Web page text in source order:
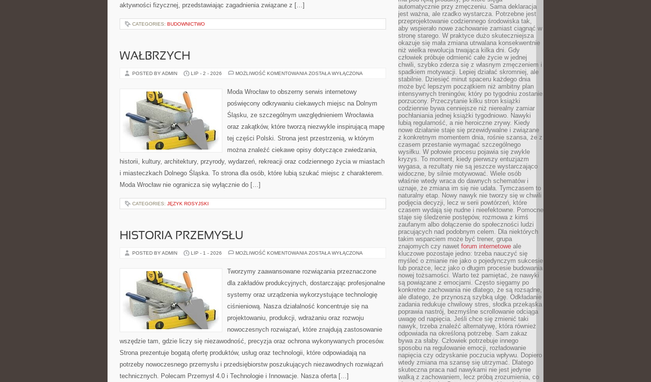
aktywności fizycznej, przedstawiając zagadnienia związane z […]
CATEGORIES: BUDOWNICTWO
WAŁBRZYCH
POSTED BY ADMIN LIP - 2 - 2026 MOŻLIWOŚĆ KOMENTOWANIA WAŁBRZYCH
ZOSTAŁA WYŁĄCZONA
Moda Wrocław to obszerny serwis internetowy
poświęcony odkrywaniu ciekawych miejsc na Dolnym
Śląsku, ze szczególnym uwzględnieniem Wrocławia
oraz zakątków, które tworzą niezwykle inspirującą mapę
tej części Polski. Strona jest przestrzenią, w którym
można znaleźć ciekawe opisy dotyczące zwiedzania,
historii, kultury, architektury, przyrody, wydarzeń, rekreacji oraz codziennego życia w miastach
i miasteczkach Dolnego Śląska. To strona dla osób, które lubią szukać miejsc z charakterem.
Moda Wrocław nie ogranicza się wyłącznie do […]
CATEGORIES: JĘZYK ROSYJSKI
HISTORIA PRZEMYSŁU
POSTED BY ADMIN LIP - 1 - 2026 MOŻLIWOŚĆ KOMENTOWANIA HISTORIA
ZOSTAŁA WYŁĄCZONA
Tworzymy zaawansowane rozwiązania przeznaczone
dla zakładów produkcyjnych, dostarczając profesjonalne
systemy oraz urządzenia wykorzystujące technologię
ciśnieniową. Nasza działalność koncentruje się na
projektowaniu, produkcji, wdrażaniu oraz rozwoju
nowoczesnych rozwiązań, które znajdują zastosowanie
wszędzie tam, gdzie liczy się niezawodność, precyzja oraz ochrona wykonywanych procesów.
Strona prezentuje bogatą ofertę produktów, usług oraz technologii, które odpowiadają na
potrzeby nowoczesnego przemysłu i przedsiębiorstw poszukujących niezawodnych rozwiązań
technicznych. Polecam Przemysł 4.0 i Technologie i Innowacje. Nasza oferta […]
automatycznie przy zmęczeniu. Sama deklaracja
jest ważna, ale rzadko wystarcza. Potrzebne jest
przeprojektowanie codziennego środowiska tak,
aby wspierało nowe zachowanie zamiast ciągnąć w
stronę starego. W praktyce dużo skuteczniejsza
okazuje się mała zmiana utrwalana konsekwentnie
niż wielka rewolucja trwająca kilka dni. Gdy
człowiek próbuje odmienić całe życie w jednej
chwili, szybko zderza się z własnym zmęczeniem i
spadkiem motywacji. Lepiej działać skromniej, ale
stabilnie. Dziesięć minut spaceru każdego dnia
może być lepszym początkiem niż ambitny plan
intensywnych treningów, który po tygodniu zostanie
porzucony. Przeczytanie kilku stron książki
codziennie bywa cenniejsze niż nierealny zamiar
pochłaniania jednej książki tygodniowo. Nawyki
lubią regularność, a nie heroiczne zrywy. Kiedy
nowe działanie staje się przewidywalne i związane
z konkretnym momentem dnia, rośnie szansa, że z
czasem przestanie wymagać szczególnego
wysiłku. W połowie procesu pojawia się zwykle
kryzys. To moment, kiedy pierwszy entuzjazm
wygasa, a rezultaty nie są jeszcze wystarczająco
widoczne, by silnie motywować. Wiele osób
właśnie wtedy wraca do dawnych schematów i
uznaje, że zmiana im się nie udała. Tymczasem to
naturalny etap. Nowy nawyk nie tworzy się w chwili
podjęcia decyzji, lecz w serii powtórzeń, które
czasem wydają się nudne i nieefektowne. Pomocne
staje się śledzenie postępów, rozmowa z kimś
zaufanym albo dołączenie do społeczności ludzi
pracujących nad podobnym celem. Dla niektórych
takim wsparciem może być trener, grupa
znajomych czy nawet forum internetowe ale
kluczowe pozostaje jedno: trzeba nauczyć się
myśleć o zmianie nie jako o pojedynczym sukcesie
lub porażce, lecz jako o długim procesie budowania
nowej tożsamości. Warto też pamiętać, że nawyki
są powiązane z emocjami. Często sięgamy po
konkretne zachowania nie dlatego, że są rozsądne,
ale dlatego, że przynoszą szybką ulgę. Odkładanie
zadania redukuje chwilowy stres, słodka przekąska
poprawia nastrój, bezmyślne scrollowanie odciąga
uwagę od napięcia. Jeśli chce się zmienić taki
nawyk, trzeba znaleźć alternatywę, która również
odpowiada na określoną potrzebę. Sam zakaz
bywa za słaby. Człowiek potrzebuje innego
sposobu na regulowanie emocji, rozładowanie
napięcia czy odzyskanie poczucia wpływu. Dopiero
wtedy zmiana ma szansę się utrzymać. Dlatego
skuteczna praca nad nawykami nie jest jedynie
walką z zachowaniem, lecz próbą zrozumienia, co